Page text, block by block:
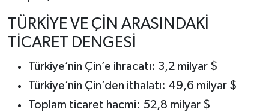
TÜRKİYE VE ÇİN ARASINDAKİ
TİCARET DENGESİ
Türkiye’nin Çin’e ihracatı: 3,2 milyar $
Türkiye’nin Çin’den ithalatı: 49,6 milyar $
Toplam ticaret hacmi: 52,8 milyar $